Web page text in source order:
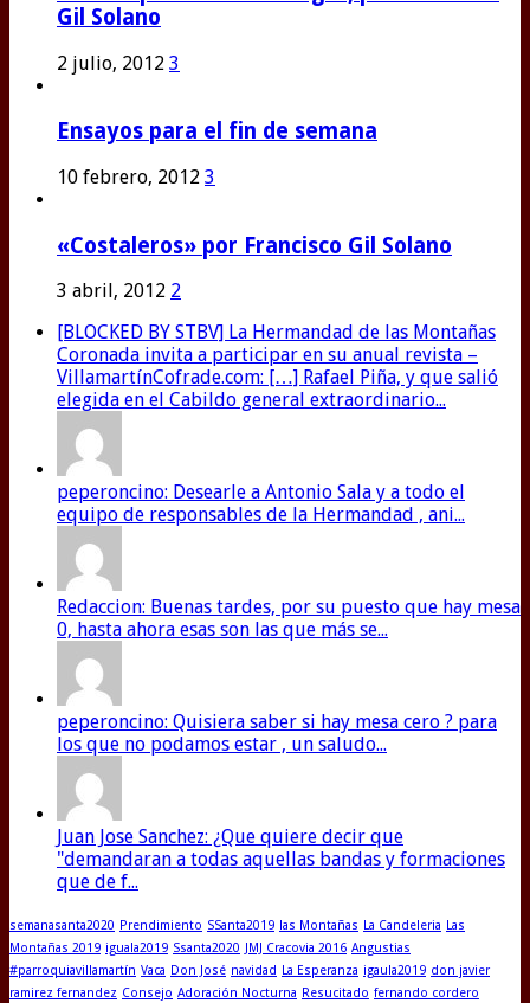
Gil Solano
2 julio, 2012 3
Ensayos para el fin de semana
10 febrero, 2012 3
«Costaleros» por Francisco Gil Solano
3 abril, 2012 2
[BLOCKED BY STBV] La Hermandad de las Montañas
Coronada invita a participar en su anual revista –
VillamartínCofrade.com: […] Rafael Piña, y que salió
elegida en el Cabildo general extraordinario...
peperoncino: Desearle a Antonio Sala y a todo el
equipo de responsables de la Hermandad , ani...
Redaccion: Buenas tardes, por su puesto que hay mesa
0, hasta ahora esas son las que más se...
peperoncino: Quisiera saber si hay mesa cero ? para
los que no podamos estar , un saludo...
Juan Jose Sanchez: ¿Que quiere decir que
"demandaran a todas aquellas bandas y formaciones
que de f...
semanasanta2020 Prendimiento SSanta2019 las Montañas La Candeleria Las
Montañas 2019 iguala2019 Ssanta2020 JMJ Cracovia 2016 Angustias
#parroquiavillamartín Vaca Don José navidad La Esperanza igaula2019 don javier
ramirez fernandez Consejo Adoración Nocturna Resucitado fernando cordero